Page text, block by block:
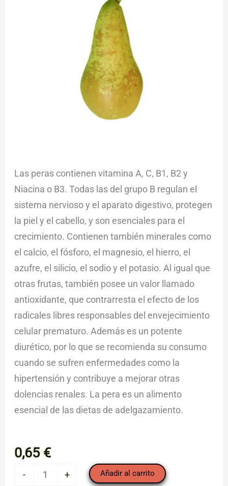
Las peras contienen vitamina A, C, B1, B2 y
Niacina o B3. Todas las del grupo B regulan el
sistema nervioso y el aparato digestivo, protegen
la piel y el cabello, y son esenciales para el
crecimiento. Contienen también minerales como
el calcio, el fósforo, el magnesio, el hierro, el
azufre, el silicio, el sodio y el potasio. Al igual que
otras frutas, también posee un valor llamado
antioxidante, que contrarresta el efecto de los
radicales libres responsables del envejecimiento
celular prematuro. Además es un potente
diurético, por lo que se recomienda su consumo
cuando se sufren enfermedades como la
hipertensión y contribuye a mejorar otras
dolencias renales. La pera es un alimento
esencial de las dietas de adelgazamiento.
0,65 €
- + Añadir al carrito